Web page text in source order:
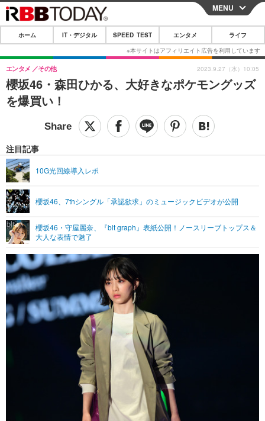
CLOSE
ホーム
IT・デジタル
IT・デジタルTOP スマートフォン
ショッピング その他
SPEED TEST
エンタメTOP 映画・ドラマ
グラビア ブログ
ショッピング その他
ライフTOP
リリース一覧
プッシュ通知の停止方法
MENU
ホーム IT・デジタル SPEED TEST エンタメ ライフ
櫻坂46・森田ひかる、大好きなポケモングッズ
を爆買い！
エンタメ その他
注目記事
10G光回線導入レポ
櫻坂46、7thシングル「承認欲求」のミュージックビデオが公開
櫻坂46・守屋麗奈、『blt graph』表紙公開！ノースリーブトップス＆
大人な表情で魅了
2023.9.27（水）10:05